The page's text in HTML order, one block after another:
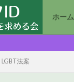
ホーム
LGBT法案